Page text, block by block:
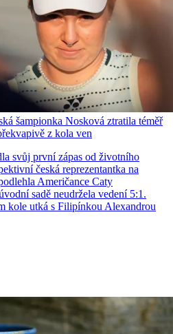
šampionka Nosková ztratila téměř
z kola ven
svůj první zápas od životního
česká reprezentantka na
Američance Caty
sadě neudržela vedení 5:1.
kole utká s Filipínkou Alexandrou